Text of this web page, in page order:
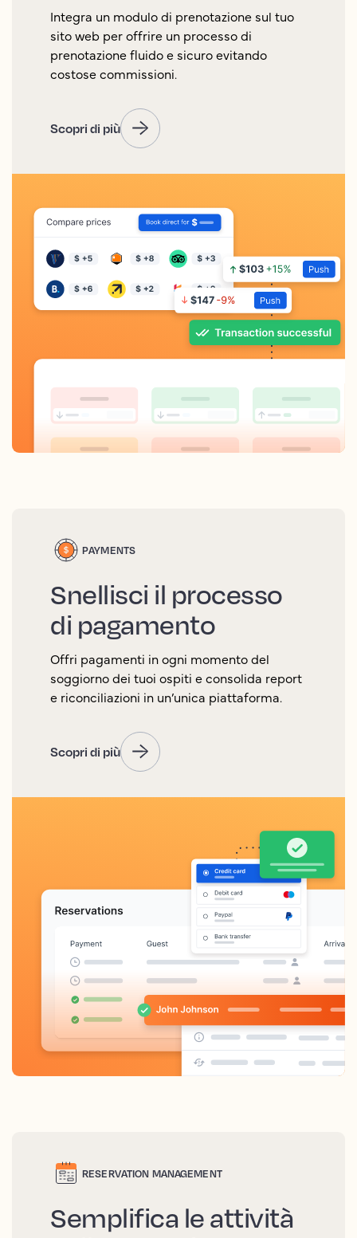
Integra un modulo di prenotazione sul tuo
sito web per offrire un processo di
prenotazione fluido e sicuro evitando
costose commissioni.
Scopri di più
PAYMENTS
Snellisci il processo
di pagamento
Offri pagamenti in ogni momento del
soggiorno dei tuoi ospiti e consolida report
e riconciliazioni in un’unica piattaforma.
Scopri di più
RESERVATION MANAGEMENT
Semplifica le attività